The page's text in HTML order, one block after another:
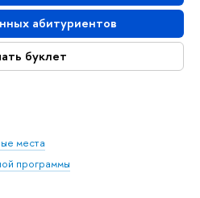
абитуриентов
буклет
места
программы